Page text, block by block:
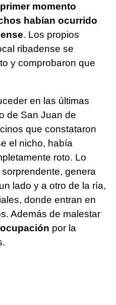
momento
habían ocurrido
. Los propios
ribadense se
y comprobaron que
en las últimas
de San Juan de
que constataron
el nicho, había
roto. Lo
genera
lado y a otro de la ría,
donde entran en
Además de malestar
por la